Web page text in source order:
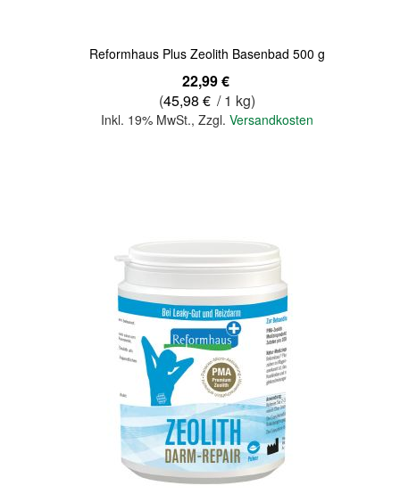
Reformhaus Plus Zeolith Basenbad 500 g
22,99 €
(45,98 € / 1 kg)
Inkl. 19% MwSt.,Zzgl.Versandkosten